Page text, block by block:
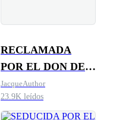
RECLAMADA
POR EL DON DE
LA MAFIA
JacqueAuthor
23.9K leídos